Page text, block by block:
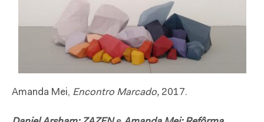
Amanda Mei, Encontro Marcado, 2017.